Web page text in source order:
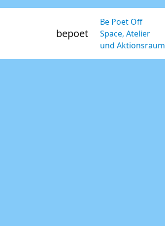
bepoet
Be Poet Off
Space, Atelier
und Aktionsraum